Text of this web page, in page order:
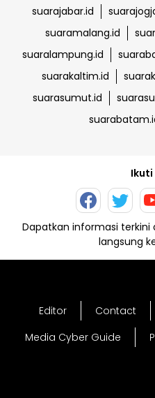
suarajabar.id
suaramalang.id
suaralampung.id
suarakaltim.id
suarasumut.id
Ikuti
Dapatkan informasi terkini
langsung
Editor Contact
Media Cyber Guide